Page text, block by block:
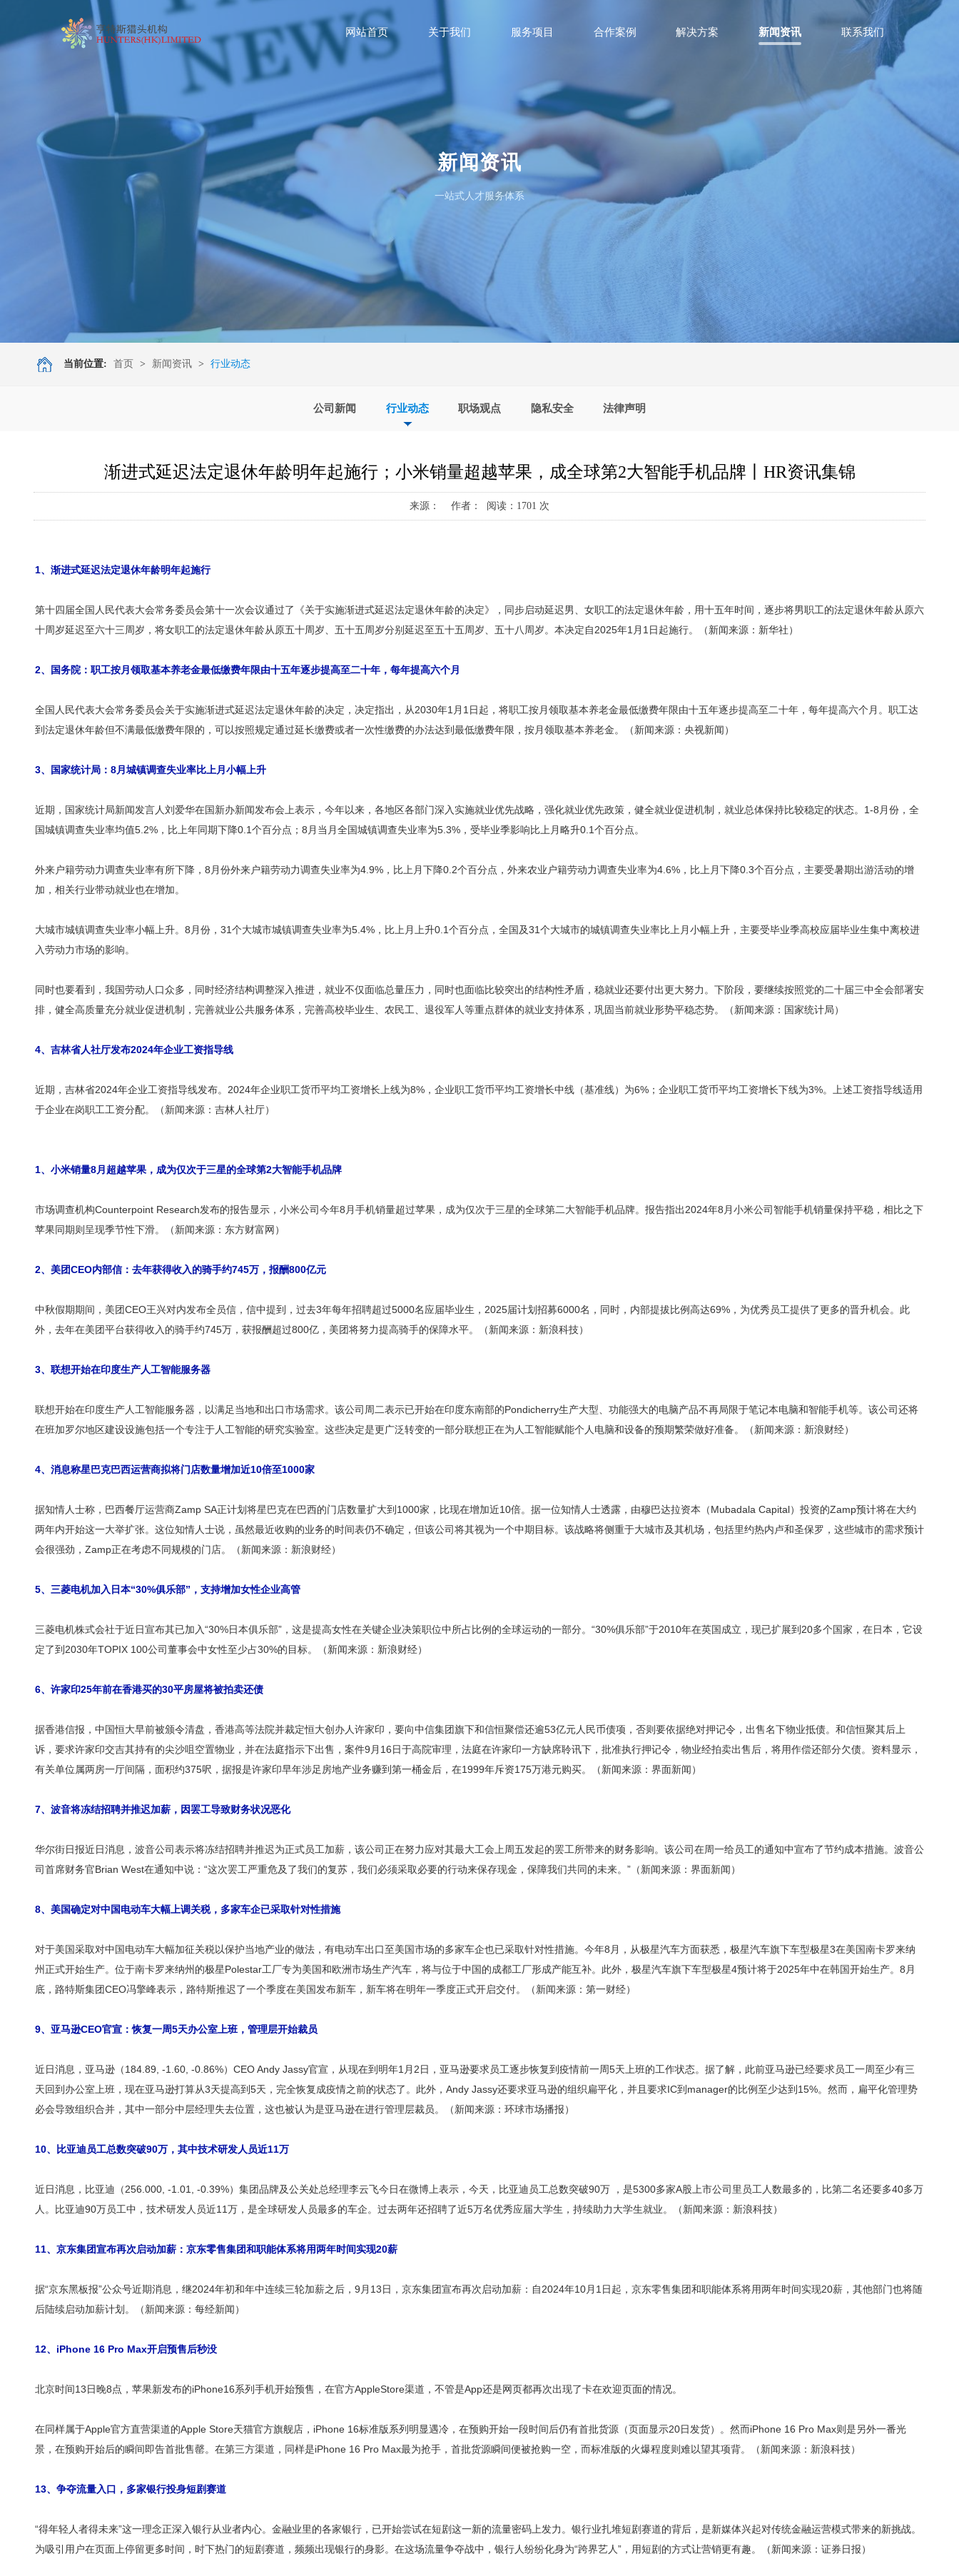
新闻资讯
一站式人才服务体系
网站首页 关于我们 服务项目 合作案例 解决方案 新闻资讯 联系我们
当前位置: 首页 > 新闻资讯 > 行业动态
公司新闻 行业动态 职场观点 隐私安全 法律声明
渐进式延迟法定退休年龄明年起施行；小米销量超越苹果，成全球第2大智能手机品牌丨HR资讯集锦
来源： 作者： 阅读：1701 次
1、渐进式延迟法定退休年龄明年起施行
第十四届全国人民代表大会常务委员会第十一次会议通过了《关于实施渐进式延迟法定退休年龄的决定》，同步启动延迟男、女职工的法定退休年龄，用十五年时间，逐步将男职工的法定退休年龄从原六
十周岁延迟至六十三周岁，将女职工的法定退休年龄从原五十周岁、五十五周岁分别延迟至五十五周岁、五十八周岁。本决定自2025年1月1日起施行。（新闻来源：新华社）
2、国务院：职工按月领取基本养老金最低缴费年限由十五年逐步提高至二十年，每年提高六个月
全国人民代表大会常务委员会关于实施渐进式延迟法定退休年龄的决定，决定指出，从2030年1月1日起，将职工按月领取基本养老金最低缴费年限由十五年逐步提高至二十年，每年提高六个月。职工达
到法定退休年龄但不满最低缴费年限的，可以按照规定通过延长缴费或者一次性缴费的办法达到最低缴费年限，按月领取基本养老金。（新闻来源：央视新闻）
3、国家统计局：8月城镇调查失业率比上月小幅上升
近期，国家统计局新闻发言人刘爱华在国新办新闻发布会上表示，今年以来，各地区各部门深入实施就业优先战略，强化就业优先政策，健全就业促进机制，就业总体保持比较稳定的状态。1-8月份，全
国城镇调查失业率均值5.2%，比上年同期下降0.1个百分点；8月当月全国城镇调查失业率为5.3%，受毕业季影响比上月略升0.1个百分点。
外来户籍劳动力调查失业率有所下降，8月份外来户籍劳动力调查失业率为4.9%，比上月下降0.2个百分点，外来农业户籍劳动力调查失业率为4.6%，比上月下降0.3个百分点，主要受暑期出游活动的增
加，相关行业带动就业也在增加。
大城市城镇调查失业率小幅上升。8月份，31个大城市城镇调查失业率为5.4%，比上月上升0.1个百分点，全国及31个大城市的城镇调查失业率比上月小幅上升，主要受毕业季高校应届毕业生集中离校进
入劳动力市场的影响。
同时也要看到，我国劳动人口众多，同时经济结构调整深入推进，就业不仅面临总量压力，同时也面临比较突出的结构性矛盾，稳就业还要付出更大努力。下阶段，要继续按照党的二十届三中全会部署安
排，健全高质量充分就业促进机制，完善就业公共服务体系，完善高校毕业生、农民工、退役军人等重点群体的就业支持体系，巩固当前就业形势平稳态势。（新闻来源：国家统计局）
4、吉林省人社厅发布2024年企业工资指导线
近期，吉林省2024年企业工资指导线发布。2024年企业职工货币平均工资增长上线为8%，企业职工货币平均工资增长中线（基准线）为6%；企业职工货币平均工资增长下线为3%。上述工资指导线适用
于企业在岗职工工资分配。（新闻来源：吉林人社厅）
1、小米销量8月超越苹果，成为仅次于三星的全球第2大智能手机品牌
市场调查机构Counterpoint Research发布的报告显示，小米公司今年8月手机销量超过苹果，成为仅次于三星的全球第二大智能手机品牌。报告指出2024年8月小米公司智能手机销量保持平稳，相比之下
苹果同期则呈现季节性下滑。（新闻来源：东方财富网）
2、美团CEO内部信：去年获得收入的骑手约745万，报酬800亿元
中秋假期期间，美团CEO王兴对内发布全员信，信中提到，过去3年每年招聘超过5000名应届毕业生，2025届计划招募6000名，同时，内部提拔比例高达69%，为优秀员工提供了更多的晋升机会。此
外，去年在美团平台获得收入的骑手约745万，获报酬超过800亿，美团将努力提高骑手的保障水平。（新闻来源：新浪科技）
3、联想开始在印度生产人工智能服务器
联想开始在印度生产人工智能服务器，以满足当地和出口市场需求。该公司周二表示已开始在印度东南部的Pondicherry生产大型、功能强大的电脑产品不再局限于笔记本电脑和智能手机等。该公司还将
在班加罗尔地区建设设施包括一个专注于人工智能的研究实验室。这些决定是更广泛转变的一部分联想正在为人工智能赋能个人电脑和设备的预期繁荣做好准备。（新闻来源：新浪财经）
4、消息称星巴克巴西运营商拟将门店数量增加近10倍至1000家
据知情人士称，巴西餐厅运营商Zamp SA正计划将星巴克在巴西的门店数量扩大到1000家，比现在增加近10倍。据一位知情人士透露，由穆巴达拉资本（Mubadala Capital）投资的Zamp预计将在大约
两年内开始这一大举扩张。这位知情人士说，虽然最近收购的业务的时间表仍不确定，但该公司将其视为一个中期目标。该战略将侧重于大城市及其机场，包括里约热内卢和圣保罗，这些城市的需求预计
会很强劲，Zamp正在考虑不同规模的门店。（新闻来源：新浪财经）
5、三菱电机加入日本“30%俱乐部”，支持增加女性企业高管
三菱电机株式会社于近日宣布其已加入“30%日本俱乐部”，这是提高女性在关键企业决策职位中所占比例的全球运动的一部分。“30%俱乐部”于2010年在英国成立，现已扩展到20多个国家，在日本，它设
定了到2030年TOPIX 100公司董事会中女性至少占30%的目标。（新闻来源：新浪财经）
6、许家印25年前在香港买的30平房屋将被拍卖还债
据香港信报，中国恒大早前被颁令清盘，香港高等法院并裁定恒大创办人许家印，要向中信集团旗下和信恒聚偿还逾53亿元人民币债项，否则要依据绝对押记令，出售名下物业抵债。和信恒聚其后上
诉，要求许家印交吉其持有的尖沙咀空置物业，并在法庭指示下出售，案件9月16日于高院审理，法庭在许家印一方缺席聆讯下，批准执行押记令，物业经拍卖出售后，将用作偿还部分欠债。资料显示，
有关单位属两房一厅间隔，面积约375呎，据报是许家印早年涉足房地产业务赚到第一桶金后，在1999年斥资175万港元购买。（新闻来源：界面新闻）
7、波音将冻结招聘并推迟加薪，因罢工导致财务状况恶化
华尔街日报近日消息，波音公司表示将冻结招聘并推迟为正式员工加薪，该公司正在努力应对其最大工会上周五发起的罢工所带来的财务影响。该公司在周一给员工的通知中宣布了节约成本措施。波音公
司首席财务官Brian West在通知中说：“这次罢工严重危及了我们的复苏，我们必须采取必要的行动来保存现金，保障我们共同的未来。”（新闻来源：界面新闻）
8、美国确定对中国电动车大幅上调关税，多家车企已采取针对性措施
对于美国采取对中国电动车大幅加征关税以保护当地产业的做法，有电动车出口至美国市场的多家车企也已采取针对性措施。今年8月，从极星汽车方面获悉，极星汽车旗下车型极星3在美国南卡罗来纳
州正式开始生产。位于南卡罗来纳州的极星Polestar工厂专为美国和欧洲市场生产汽车，将与位于中国的成都工厂形成产能互补。此外，极星汽车旗下车型极星4预计将于2025年中在韩国开始生产。8月
底，路特斯集团CEO冯擎峰表示，路特斯推迟了一个季度在美国发布新车，新车将在明年一季度正式开启交付。（新闻来源：第一财经）
9、亚马逊CEO官宣：恢复一周5天办公室上班，管理层开始裁员
近日消息，亚马逊（184.89, -1.60, -0.86%）CEO Andy Jassy官宣，从现在到明年1月2日，亚马逊要求员工逐步恢复到疫情前一周5天上班的工作状态。据了解，此前亚马逊已经要求员工一周至少有三
天回到办公室上班，现在亚马逊打算从3天提高到5天，完全恢复成疫情之前的状态了。此外，Andy Jassy还要求亚马逊的组织扁平化，并且要求IC到manager的比例至少达到15%。然而，扁平化管理势
必会导致组织合并，其中一部分中层经理失去位置，这也被认为是亚马逊在进行管理层裁员。（新闻来源：环球市场播报）
10、比亚迪员工总数突破90万，其中技术研发人员近11万
近日消息，比亚迪（256.000, -1.01, -0.39%）集团品牌及公关处总经理李云飞今日在微博上表示，今天，比亚迪员工总数突破90万 ，是5300多家A股上市公司里员工人数最多的，比第二名还要多40多万
人。比亚迪90万员工中，技术研发人员近11万，是全球研发人员最多的车企。过去两年还招聘了近5万名优秀应届大学生，持续助力大学生就业。（新闻来源：新浪科技）
11、京东集团宣布再次启动加薪：京东零售集团和职能体系将用两年时间实现20薪
据“京东黑板报”公众号近期消息，继2024年初和年中连续三轮加薪之后，9月13日，京东集团宣布再次启动加薪：自2024年10月1日起，京东零售集团和职能体系将用两年时间实现20薪，其他部门也将随
后陆续启动加薪计划。（新闻来源：每经新闻）
12、iPhone 16 Pro Max开启预售后秒没
北京时间13日晚8点，苹果新发布的iPhone16系列手机开始预售，在官方AppleStore渠道，不管是App还是网页都再次出现了卡在欢迎页面的情况。
在同样属于Apple官方直营渠道的Apple Store天猫官方旗舰店，iPhone 16标准版系列明显遇冷，在预购开始一段时间后仍有首批货源（页面显示20日发货）。然而iPhone 16 Pro Max则是另外一番光
景，在预购开始后的瞬间即告首批售罄。在第三方渠道，同样是iPhone 16 Pro Max最为抢手，首批货源瞬间便被抢购一空，而标准版的火爆程度则难以望其项背。（新闻来源：新浪科技）
13、争夺流量入口，多家银行投身短剧赛道
“得年轻人者得未来”这一理念正深入银行从业者内心。金融业里的各家银行，已开始尝试在短剧这一新的流量密码上发力。银行业扎堆短剧赛道的背后，是新媒体兴起对传统金融运营模式带来的新挑战。
为吸引用户在页面上停留更多时间，时下热门的短剧赛道，频频出现银行的身影。在这场流量争夺战中，银行人纷纷化身为“跨界艺人”，用短剧的方式让营销更有趣。（新闻来源：证券日报）